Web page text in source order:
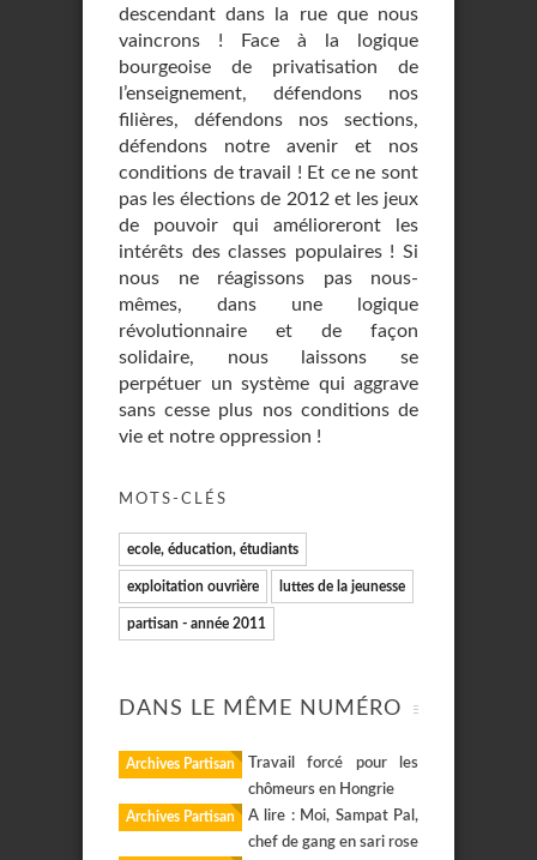
descendant dans la rue que nous
vaincrons ! Face à la logique
bourgeoise de privatisation de
l’enseignement, défendons nos
filières, défendons nos sections,
défendons notre avenir et nos
conditions de travail ! Et ce ne sont
pas les élections de 2012 et les jeux
de pouvoir qui amélioreront les
intérêts des classes populaires ! Si
nous ne réagissons pas nous-
mêmes, dans une logique
révolutionnaire et de façon
solidaire, nous laissons se
perpétuer un système qui aggrave
sans cesse plus nos conditions de
vie et notre oppression !
MOTS-CLÉS
ecole, éducation, étudiants
exploitation ouvrière luttes de la jeunesse
partisan - année 2011
DANS LE MÊME NUMÉRO
Archives Partisan
Travail forcé pour les
chômeurs en Hongrie
Archives Partisan
A lire : Moi, Sampat Pal,
chef de gang en sari rose